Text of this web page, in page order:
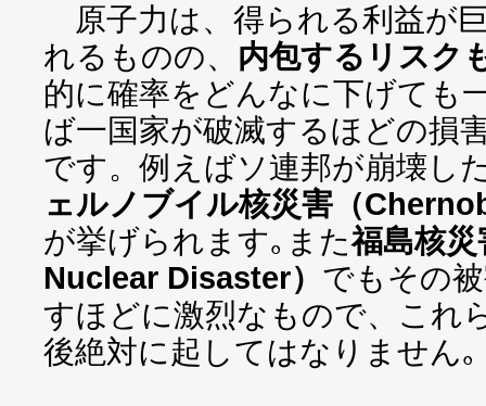
原子力は、得られる利益が
れるものの、 内包するリスク
的に確率をどんなに下げても
ば一国家が破滅するほどの損
です。例えばソ連邦が崩壊し
ェルノブイル核災害（
が挙げられます｡また福島核
Nuclear Disaster） でもその
すほどに激烈なもので、これ
後絶対に起してはなりません｡